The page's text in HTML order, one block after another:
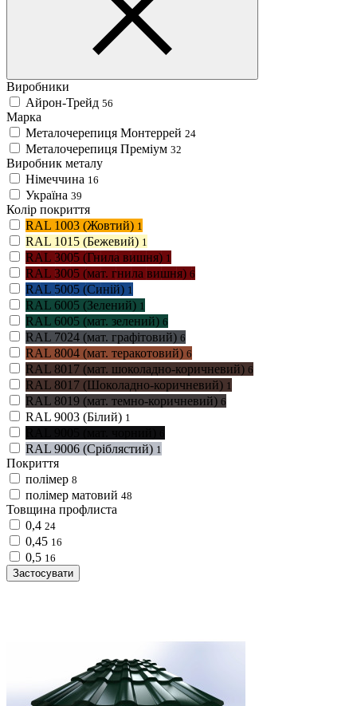
Виробники
Айрон-Трейд 56
Марка
Металочерепиця Монтеррей 24
Металочерепиця Преміум 32
Виробник металу
Німеччина 16
Україна 39
Колір покриття
RAL 1003 (Жовтий) 1
RAL 1015 (Бежевий) 1
RAL 3005 (Гнила вишня) 1
RAL 3005 (мат. гнила вишня) 6
RAL 5005 (Синій) 1
RAL 6005 (Зелений) 1
RAL 6005 (мат. зелений) 6
RAL 7024 (мат. графітовий) 6
RAL 8004 (мат. теракотовий) 6
RAL 8017 (мат. шоколадно-коричневий) 6
RAL 8017 (Шоколадно-коричневий) 1
RAL 8019 (мат. темно-коричневий) 6
RAL 9003 (Білий) 1
RAL 9006 (Сріблястий) 1
Покриття
полімер 8
полімер матовий 48
Товщина профлиста
0,4 24
0,45 16
0,5 16
Застосувати